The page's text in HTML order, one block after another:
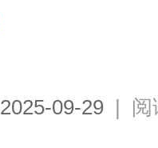
2025-09-29 | 阅